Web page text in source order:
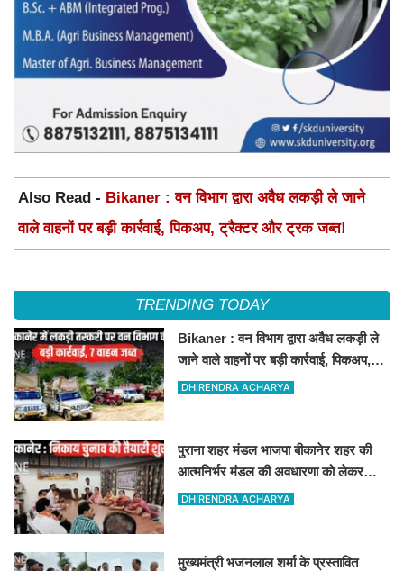
Also Read - Bikaner : वन विभाग द्वारा अवैध लकड़ी ले जाने
वाले वाहनों पर बड़ी कार्रवाई, पिकअप, ट्रैक्टर और ट्रक जब्त!
TRENDING TODAY
Bikaner : वन विभाग द्वारा अवैध लकड़ी ले
जाने वाले वाहनों पर बड़ी कार्रवाई, पिकअप,
ट्रैक्टर और ट्रक जब्त!
DHIRENDRA ACHARYA
पुराना शहर मंडल भाजपा बीकानेर शहर की
आत्मनिर्भर मंडल की अवधारणा को लेकर
मासिक एवं निकाय चुनाव की तैयारी बैठक
DHIRENDRA ACHARYA
मुख्यमंत्री भजनलाल शर्मा के प्रस्तावित